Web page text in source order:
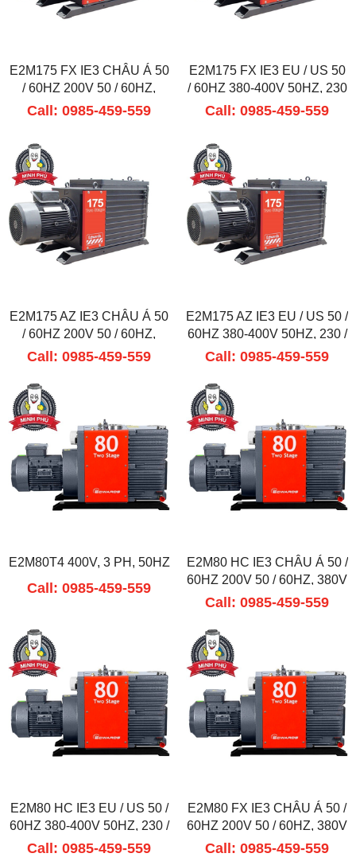
E2M175 FX IE3 CHÂU Á 50
/ 60HZ 200V 50 / 60HZ,
380V 60HZ
Call: 0985-459-559
E2M175 FX IE3 EU / US 50
/ 60HZ 380-400V 50HZ, 230
/ 460V 60HZ
Call: 0985-459-559
E2M175 AZ IE3 CHÂU Á 50
/ 60HZ 200V 50 / 60HZ,
380V 60HZ
Call: 0985-459-559
E2M175 AZ IE3 EU / US 50 /
60HZ 380-400V 50HZ, 230 /
460V 60HZ
Call: 0985-459-559
E2M80T4 400V, 3 PH, 50HZ
Call: 0985-459-559
E2M80 HC IE3 CHÂU Á 50 /
60HZ 200V 50 / 60HZ, 380V
60HZ
Call: 0985-459-559
E2M80 HC IE3 EU / US 50 /
60HZ 380-400V 50HZ, 230 /
460V 60HZ
Call: 0985-459-559
E2M80 FX IE3 CHÂU Á 50 /
60HZ 200V 50 / 60HZ, 380V
60HZ
Call: 0985-459-559